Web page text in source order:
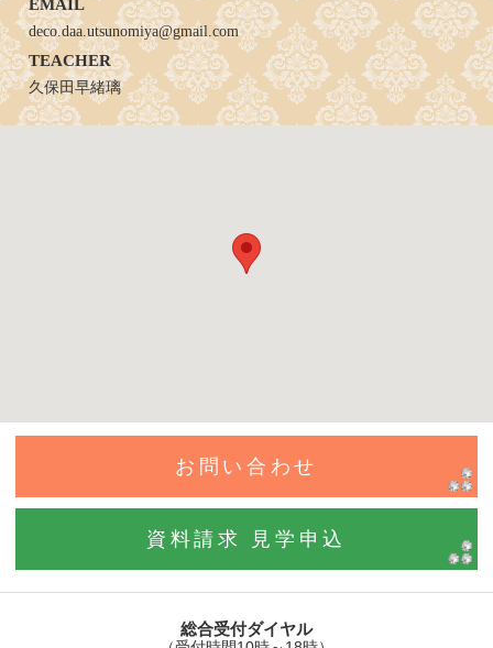
deco.daa.utsunomiya@gmail.com
TEACHER
久保田早緒璃
お問い合わせ
資料請求 見学申込
総合受付ダイヤル